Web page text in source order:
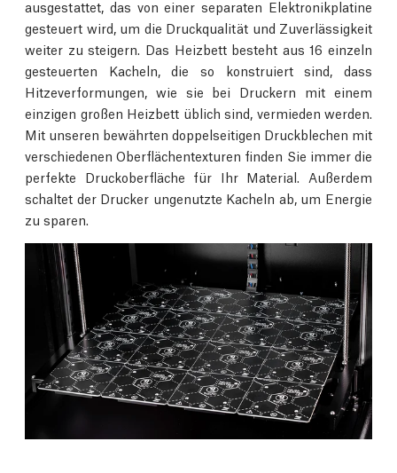
ausgestattet, das von einer separaten Elektronikplatine
gesteuert wird, um die Druckqualität und Zuverlässigkeit
weiter zu steigern. Das Heizbett besteht aus 16 einzeln
gesteuerten Kacheln, die so konstruiert sind, dass
Hitzeverformungen, wie sie bei Druckern mit einem
einzigen großen Heizbett üblich sind, vermieden werden.
Mit unseren bewährten doppelseitigen Druckblechen mit
verschiedenen Oberflächentexturen finden Sie immer die
perfekte Druckoberfläche für Ihr Material. Außerdem
schaltet der Drucker ungenutzte Kacheln ab, um Energie
zu sparen.